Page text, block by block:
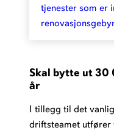
tjenester som er
Skal bytte ut 30
år
I tillegg til det
driftsteamet utfører